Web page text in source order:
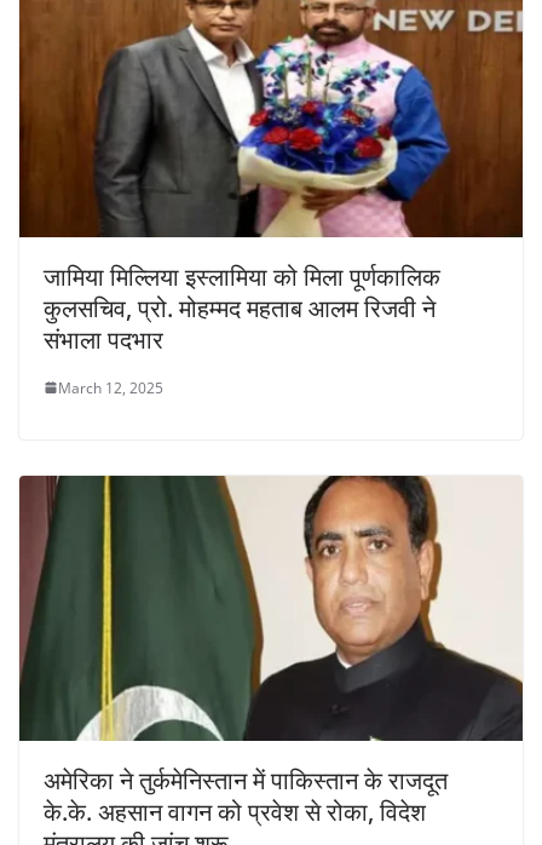
जामिया मिल्लिया इस्लामिया को मिला पूर्णकालिक
कुलसचिव, प्रो. मोहम्मद महताब आलम रिजवी ने
संभाला पदभार
March 12, 2025
अमेरिका ने तुर्कमेनिस्तान में पाकिस्तान के राजदूत
के.के. अहसान वागन को प्रवेश से रोका, विदेश